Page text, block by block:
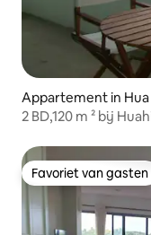
Appartement in Hua
2 BD,120 m ² bij
Favoriet van gasten
Favoriet van gasten